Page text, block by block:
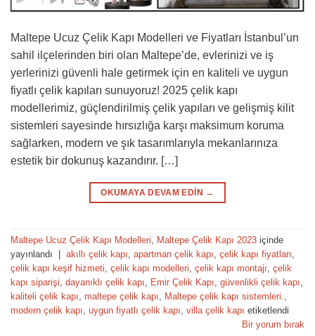
Maltepe Ucuz Çelik Kapı Modelleri ve Fiyatları İstanbul’un
sahil ilçelerinden biri olan Maltepe’de, evlerinizi ve iş
yerlerinizi güvenli hale getirmek için en kaliteli ve uygun
fiyatlı çelik kapıları sunuyoruz! 2025 çelik kapı
modellerimiz, güçlendirilmiş çelik yapıları ve gelişmiş kilit
sistemleri sayesinde hırsızlığa karşı maksimum koruma
sağlarken, modern ve şık tasarımlarıyla mekanlarınıza
estetik bir dokunuş kazandırır. […]
OKUMAYA DEVAM EDIN →
Maltepe Ucuz Çelik Kapı Modelleri, Maltepe Çelik Kapı 2023 içinde
yayınlandı
akıllı çelik kapı, apartman çelik kapı, çelik kapı fiyatları,
çelik kapı keşif hizmeti, çelik kapı modelleri, çelik kapı montajı, çelik
kapı siparişi, dayanıklı çelik kapı, Emir Çelik Kapı, güvenlikli çelik kapı,
kaliteli çelik kapı, maltepe çelik kapı, Maltepe çelik kapı sistemleri.,
modern çelik kapı, uygun fiyatlı çelik kapı, villa çelik kapı etiketlendi
Bir yorum bırak